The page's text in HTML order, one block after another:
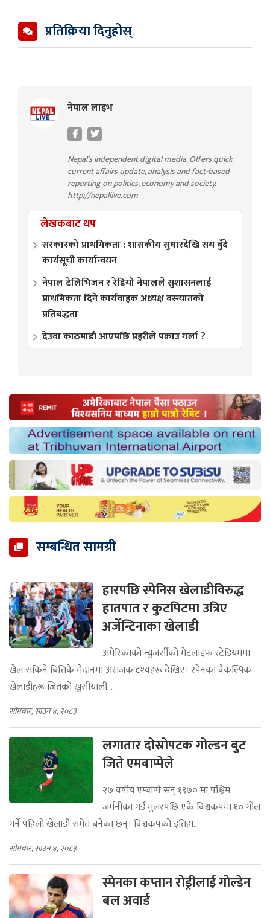
प्रतिक्रिया दिनुहोस्
नेपाल लाइभ
Nepal’s independent digital media. Offers quick
current affairs update, analysis and fact-based
reporting on politics, economy and society.
http://nepallive.com
लेखकबाट थप
सरकारको प्राथमिकता : शासकीय सुधारदेखि सय बुँदे
कार्यसूची कार्यान्वयन
नेपाल टेलिभिजन र रेडियो नेपालले सुशासनलाई
प्राथमिकता दिने कार्यवाहक अध्यक्ष बस्न्यातको
प्रतिबद्धता
देउवा काठमाडौं आएपछि प्रहरीले पक्राउ गर्ला ?
सम्बन्धित सामग्री
हारपछि स्पेनिस खेलाडीविरुद्ध
हातपात र कुटपिटमा उत्रिए
अर्जेन्टिनाका खेलाडी
अमेरिकाको न्युजर्सीको मेटलाइफ स्टेडियममा
खेल सकिने बित्तिकै मैदानमा अराजक दृश्यहरू देखिए। स्पेनका वैकल्पिक
खेलाडीहरू जितको खुसीयाली...
सोमबार, साउन ४, २०८३
लगातार दोस्रोपटक गोल्डन बुट
जिते एमबाप्पेले
२७ वर्षीय एम्बाप्पे सन् १९७० मा पश्चिम
जर्मनीका गर्ड मुलरपछि एकै विश्वकपमा १० गोल
गर्ने पहिलो खेलाडी समेत बनेका छन्। विश्वकपको इतिहा...
सोमबार, साउन ४, २०८३
स्पेनका कप्तान रोड्रीलाई गोल्डेन
बल अवार्ड